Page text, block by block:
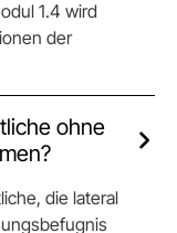
1.4 wird
der
ohne
die lateral